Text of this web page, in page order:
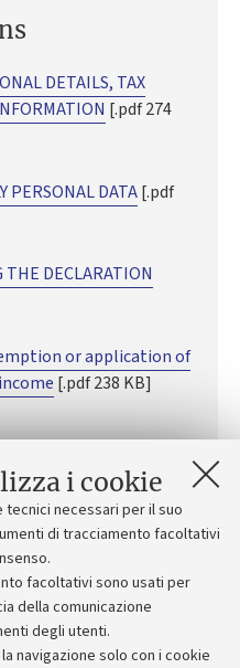
i cookie
necessari per il suo
di tracciamento facoltativi
facoltativi sono usati per
della comunicazione
degli utenti.
navigazione solo con i cookie
DETAILS, TAX
[.pdf 274
PERSONAL DATA[.pdf
DECLARATION
or application of
[.pdf 238 KB]
nomina della
Prot. n. 318381 del